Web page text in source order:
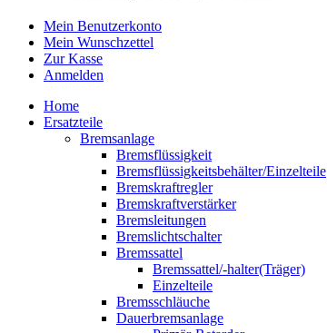
Mein Benutzerkonto
Mein Wunschzettel
Zur Kasse
Anmelden
Home
Ersatzteile
Bremsanlage
Bremsflüssigkeit
Bremsflüssigkeitsbehälter/Einzelteile
Bremskraftregler
Bremskraftverstärker
Bremsleitungen
Bremslichtschalter
Bremssattel
Bremssattel/-halter(Träger)
Einzelteile
Bremsschläuche
Dauerbremsanlage